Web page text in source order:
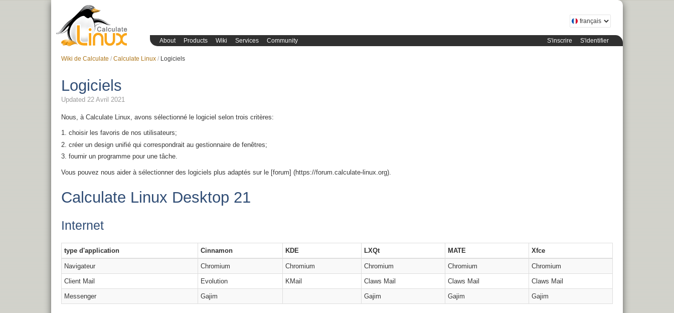
About Products Wiki Services Community S'identifier
S'inscrire
Wiki de Calculate Calculate Linux Logiciels
Logiciels
Updated 22 Avril 2021
Nous, à Calculate Linux, avons sélectionné le logiciel selon trois critères:
choisir les favoris de nos utilisateurs;
créer un design unifié qui correspondrait au gestionnaire de fenêtres;
fournir un programme pour une tâche.
Vous pouvez nous aider à sélectionner des logiciels plus adaptés sur le [forum] (https://forum.calculate-linux.org).
Calculate Linux Desktop 21
Internet
type d'application Cinnamon KDE LXQt MATE Xfce
Navigateur Chromium Chromium Chromium Chromium
Chromium
Client Mail
Evolution KMail Claws Mail Claws Mail
Claws Mail
Messenger
Gajim Gajim Gajim Gajim